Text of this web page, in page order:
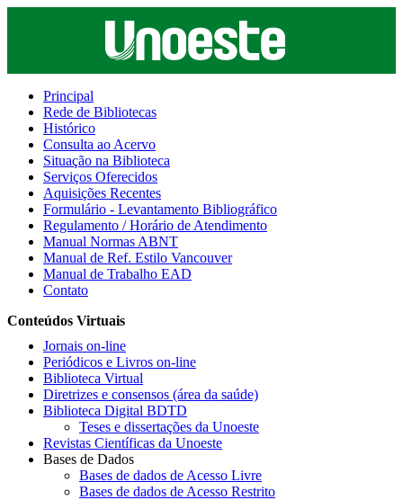
Principal
Rede de Bibliotecas
Histórico
Consulta ao Acervo
Situação na Biblioteca
Serviços Oferecidos
Aquisições Recentes
Formulário - Levantamento Bibliográfico
Regulamento / Horário de Atendimento
Manual Normas ABNT
Manual de Ref. Estilo Vancouver
Manual de Trabalho EAD
Contato
Conteúdos Virtuais
Jornais on-line
Periódicos e Livros on-line
Biblioteca Virtual
Diretrizes e consensos (área da saúde)
Biblioteca Digital BDTD
Teses e dissertações da Unoeste
Revistas Científicas da Unoeste
Bases de Dados
Bases de dados de Acesso Livre
Bases de dados de Acesso Restrito